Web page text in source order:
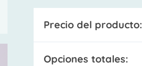
Precio del producto:
Opciones totales: